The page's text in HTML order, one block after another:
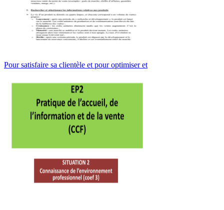
Pour satisfaire sa clientèle et pour optimiser et